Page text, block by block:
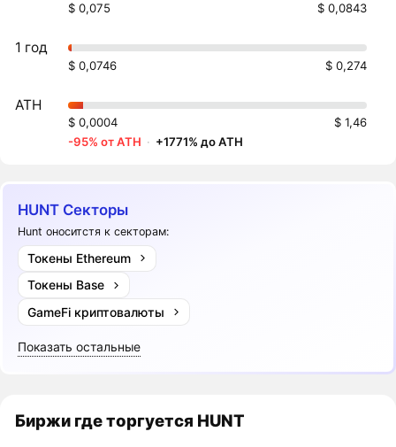
$ 0,075 $ 0,0843
1 год
$ 0,0746 $ 0,274
ATH
$ 0,0004
$ 1,46
-95% от ATH · +1771% до ATH
HUNT Секторы
Hunt оноситстя к секторам:
Токены Ethereum
Токены Base
GameFi криптовалюты
Показать остальные
Биржи где торгуется HUNT